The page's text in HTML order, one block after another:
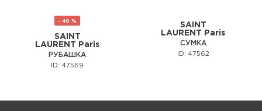
- 40 %
SAINT
LAURENT Paris
РУБАШКА
ID: 47569
SAINT
LAURENT Paris
СУМКА
ID: 47562